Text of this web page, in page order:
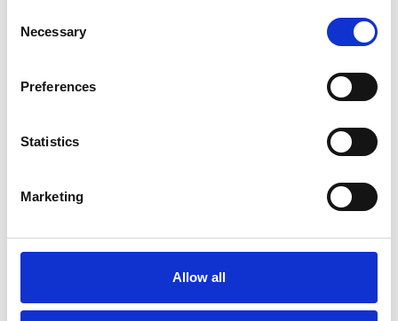
Selection
Necessary
Preferences
Statistics
Marketing
Allow all
L’interscambio Italia – Repubblica ha superato